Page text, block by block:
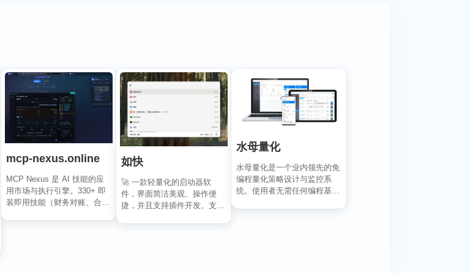
mcp-nexus.online
MCP Nexus 是 AI 技能的应
用市场与执行引擎。330+ 即
装即用技能（财务对账、合同
如快
🚀 一款轻量化的启动器软
件，界面简洁美观、操作便
捷，并且支持插件开发。支持
水母量化
水母量化是一个业内领先的免
编程量化策略设计与监控系
统。使用者无需任何编程基